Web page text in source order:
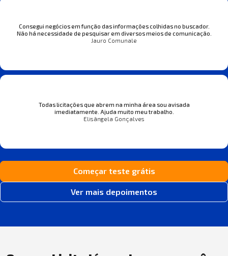
Consegui negócios em função das informações colhidas no buscador.
Não há necessidade de pesquisar em diversos meios de comunicação.
Jauro Comunale
Todas licitações que abrem na minha área sou avisada
imediatamente. Ajuda muito meu trabalho.
Elisângela Gonçalves
Começar teste grátis
Ver mais depoimentos